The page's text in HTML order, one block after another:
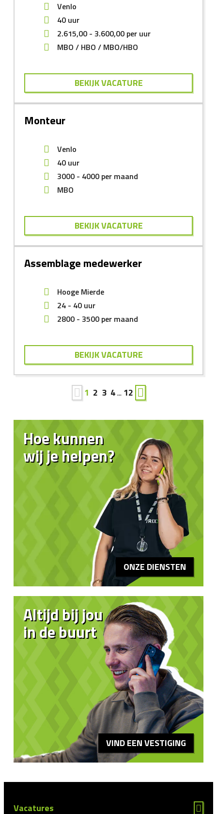
Venlo
40 uur
2.615,00 - 3.600,00 per uur
MBO
HBO MBO/HBO
BEKIJK VACATURE
Monteur
Venlo
40 uur
3000 - 4000 per maand
MBO
BEKIJK VACATURE
Assemblage medewerker
Hooge Mierde
24 - 40 uur
2800 - 3500 per maand
BEKIJK VACATURE
1 2 3 4... 12
Hoe kunnen
wij je helpen?
ONZE DIENSTEN
Altijd bij jou
in de buurt
VIND EEN VESTIGING
Vacatures